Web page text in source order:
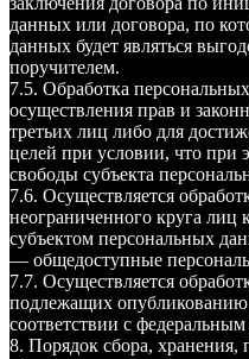
данных или договора, по
данных будет являться
поручителем.
7.5. Обработка
осуществления прав и
третьих лиц либо для
целей при условии, что при
свободы субъекта
7.6. Осуществляется
неограниченного круга лиц
субъектом персональных
— общедоступные
7.7. Осуществляется
подлежащих
соответствии с федеральным
8. Порядок сбора, хранения,